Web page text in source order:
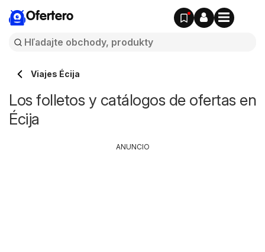
Ofertero
Viajes Écija
Los folletos y catálogos de ofertas en
Écija
ANUNCIO